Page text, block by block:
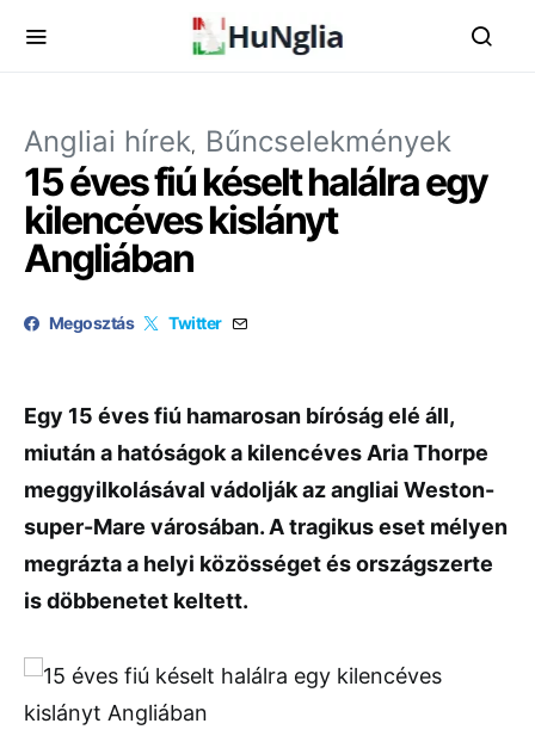
Angliai hírek Bűncselekmények
15 éves fiú késelt halálra egy
kilencéves kislányt
Angliában
Megosztás Twitter
Egy 15 éves fiú hamarosan bíróság elé áll,
miután a hatóságok a kilencéves Aria Thorpe
meggyilkolásával vádolják az angliai Weston-
super-Mare városában. A tragikus eset mélyen
megrázta a helyi közösséget és országszerte
is döbbenetet keltett.